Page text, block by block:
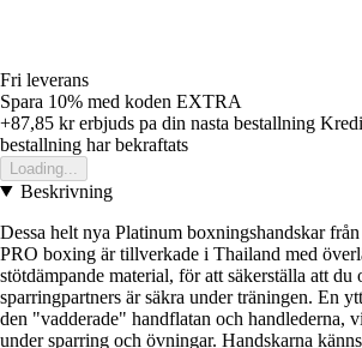
Fri leverans
Spara 10% med koden EXTRA
+87,85 krerbjuds pa din nasta bestallning
bestallning har bekraftats
Loading...
Beskrivning
Dessa helt nya Platinum boxningshandskar
PRO boxing är tillverkade i Thailand med
stötdämpande material, för att säkerställa att du
sparringpartners är säkra under träningen. En
den "vadderade" handflatan och handlederna,
under sparring och övningar. Handskarna